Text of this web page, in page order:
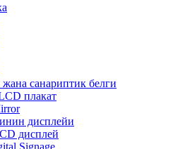
санариптик белги
плакат
дисплейи
дисплей
Signage